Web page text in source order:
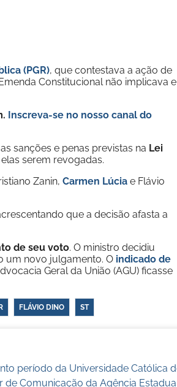
(PGR), que contestava a ação de
Constitucional não implicava
Inscreva-se no nosso canal do
sanções e penas previstas na Lei
serem revogadas.
Zanin, Carmen Lúcia e Flávio
que a decisão afasta a
de seu voto. O ministro decidiu
um novo julgamento. O indicado de
Geral da União (AGU) ficasse
FLÁVIO DINO ST
período da Universidade Católica
de Comunicação da Agência